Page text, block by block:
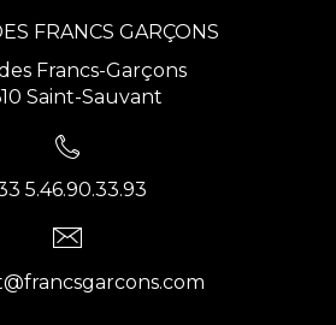
FRANCS GARÇONS
Francs-Garçons
Saint-Sauvant
5.46.90.33.93